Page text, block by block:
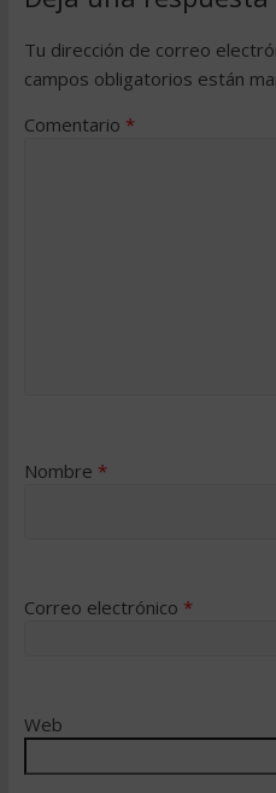
Tu dirección de correo
campos obligatorios están
Comentario *
Nombre *
Correo electrónico *
Web